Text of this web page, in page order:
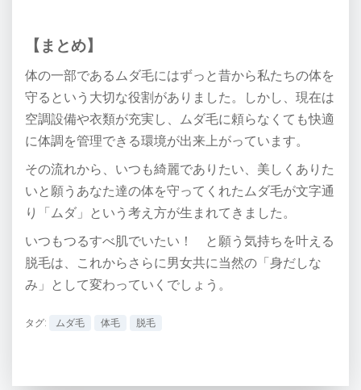
【まとめ】
体の一部であるムダ毛にはずっと昔から私たちの体を
守るという大切な役割がありました。しかし、現在は
空調設備や衣類が充実し、ムダ毛に頼らなくても快適
に体調を管理できる環境が出来上がっています。
その流れから、いつも綺麗でありたい、美しくありた
いと願うあなた達の体を守ってくれたムダ毛が文字通
り「ムダ」という考え方が生まれてきました。
いつもつるすべ肌でいたい！ と願う気持ちを叶える
脱毛は、これからさらに男女共に当然の「身だしな
み」として変わっていくでしょう。
タグ: ムダ毛 体毛 脱毛